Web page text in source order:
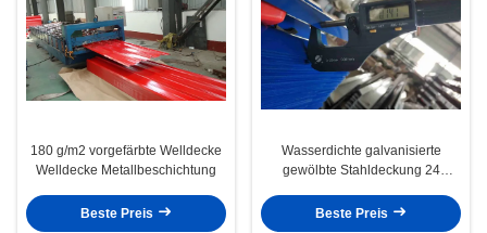
180 g/m2 vorgefärbte Welldecke
Welldecke Metallbeschichtung
Beste Preis
Wasserdichte galvanisierte
gewölbte Stahldeckung 24
Beste Preis